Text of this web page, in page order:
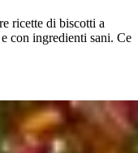
ricette di biscotti a
con ingredienti sani. Ce